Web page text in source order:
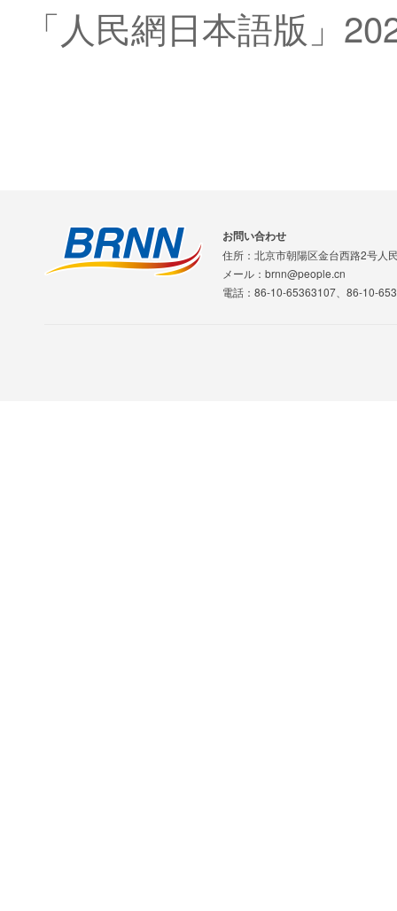
「人民網日本語版」
お問い合わせ
住所：北京市朝陽区金台西路2号人
メール：brnn@people.cn
電話：86-10-65363107、86-10-